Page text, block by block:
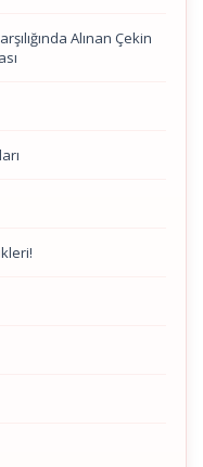
Alınan Çekin